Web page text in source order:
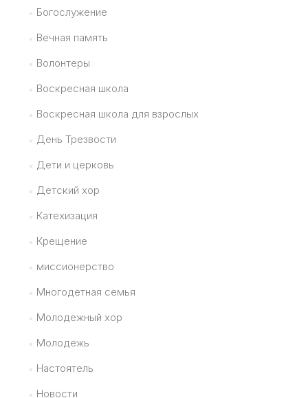
Богослужение
Вечная память
Волонтеры
Воскресная школа
Воскресная школа для взрослых
День Трезвости
Дети и церковь
Детский хор
Катехизация
Крещение
миссионерство
Многодетная семья
Молодежный хор
Молодежь
Настоятель
Новости